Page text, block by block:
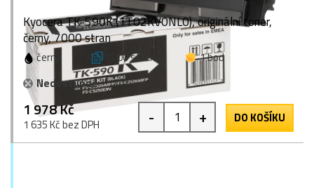
Kyocera TK-590K (1T02KV0NL0), originální toner,
černý, 7000 stran
černá 7000 stran
1 bod
Nedostupné
1 978 Kč
1 635 Kč bez DPH - + DO KOŠÍKU